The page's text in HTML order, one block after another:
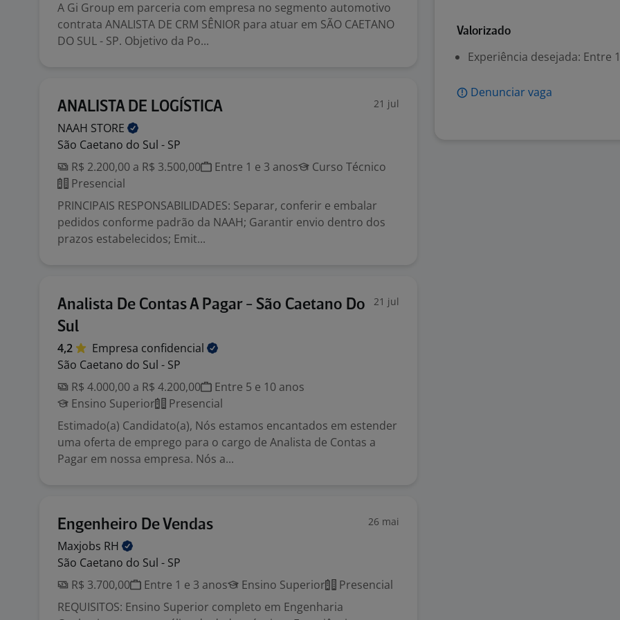
A Gi Group em parceria com empresa no segmento automotivo
contrata ANALISTA DE CRM SÊNIOR para atuar em SÃO CAETANO
DO SUL - SP. Objetivo da Po...
ANALISTA DE LOGÍSTICA 21 jul
NAAH STORE
São Caetano do Sul - SP
R$ 2.200,00 a R$ 3.500,00
Entre 1 e 3 anos
Curso Técnico
Presencial
PRINCIPAIS RESPONSABILIDADES: Separar, conferir e embalar
pedidos conforme padrão da NAAH; Garantir envio dentro dos
prazos estabelecidos; Emit...
Analista De Contas A Pagar - São Caetano Do
Sul
21 jul
4,2 Empresa confidencial
São Caetano do Sul - SP
R$ 4.000,00 a R$ 4.200,00
Entre 5 e 10 anos
Ensino Superior
Presencial
Estimado(a) Candidato(a), Nós estamos encantados em estender
uma oferta de emprego para o cargo de Analista de Contas a
Pagar em nossa empresa. Nós a...
Engenheiro De Vendas 26 mai
Maxjobs RH
São Caetano do Sul - SP
R$ 3.700,00
Entre 1 e 3 anos Ensino Superior
Presencial
REQUISITOS: Ensino Superior completo em Engenharia
Valorizado
Experiência desejada: Entre
Denunciar vaga